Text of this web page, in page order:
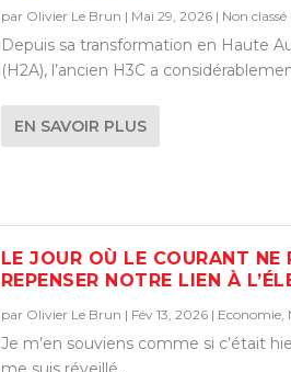
par Olivier Le Brun | Mai 29, 2026| Non classé|
Depuis sa transformation en Haute
(H2A), l’ancien H3C a
EN SAVOIR PLUS
LE JOUR OÙ LE COURANT NE
REPENSER NOTRE LIEN À
par Olivier Le Brun | Fév 13, 2026| Economie,
Je m’en souviens comme si c’était